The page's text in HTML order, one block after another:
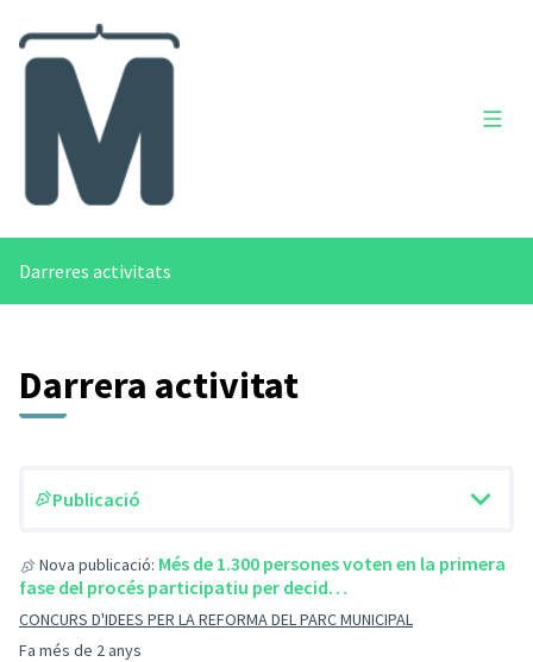
Darreres activitats
Darrera activitat
Publicació
Fa més de 2 anys
Nova publicació: Més de 1.300 persones voten en la primera
fase del procés participatiu per decid…
CONCURS D'IDEES PER LA REFORMA DEL PARC MUNICIPAL